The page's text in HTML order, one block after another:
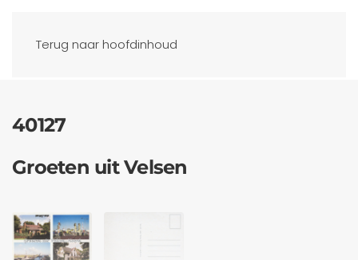
Terug naar hoofdinhoud
Ansichtkaarten
40127
Groeten uit Velsen